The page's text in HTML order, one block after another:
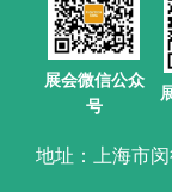
展会微信公众
号
地址：上海市